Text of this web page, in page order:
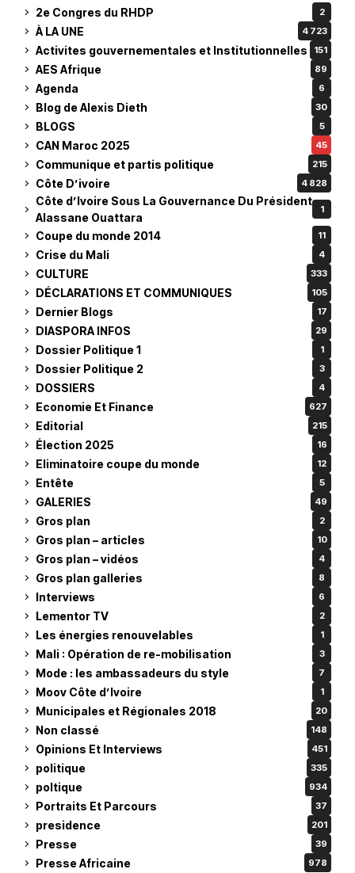
2e Congres du RHDP 2
À LA UNE 4 723
Activites gouvernementales et Institutionnelles 151
AES Afrique 89
Agenda 6
Blog de Alexis Dieth 30
BLOGS 5
CAN Maroc 2025 45
Communique et partis politique 215
Côte D’ivoire 4 828
Côte d’Ivoire Sous La Gouvernance Du Président
Alassane Ouattara
1
Coupe du monde 2014 11
Crise du Mali 4
CULTURE 333
DÉCLARATIONS ET COMMUNIQUES 105
Dernier Blogs 17
DIASPORA INFOS 29
Dossier Politique 1 1
Dossier Politique 2 3
DOSSIERS 4
Economie Et Finance 627
Editorial 215
Élection 2025 16
Eliminatoire coupe du monde 12
Entête 5
GALERIES 49
Gros plan 2
Gros plan – articles 10
Gros plan – vidéos 4
Gros plan galleries 8
Interviews 6
Lementor TV 2
Les énergies renouvelables 1
Mali : Opération de re-mobilisation 3
Mode : les ambassadeurs du style 7
Moov Côte d’Ivoire 1
Municipales et Régionales 2018 20
Non classé 148
Opinions Et Interviews 451
politique 335
poltique 934
Portraits Et Parcours 37
presidence 201
Presse 39
Presse Africaine 978